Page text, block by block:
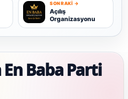
A
SONRAKI →
Açılış
Organizasyonu
Baba Parti